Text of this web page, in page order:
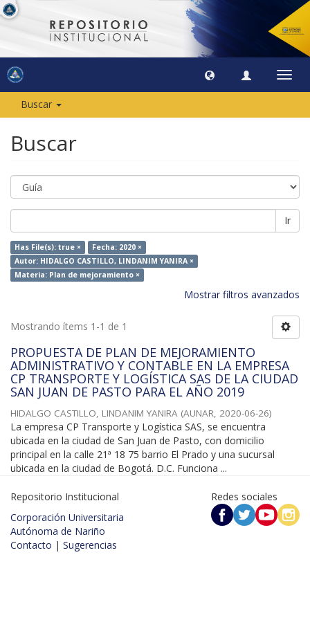
Buscar
Buscar
Ir
Has File(s): true ×
Fecha: 2020 ×
Autor: HIDALGO CASTILLO, LINDANIM YANIRA ×
Materia: Plan de mejoramiento ×
Mostrar filtros avanzados
Mostrando ítems 1-1 de 1
PROPUESTA DE PLAN DE MEJORAMIENTO
ADMINISTRATIVO Y CONTABLE EN LA EMPRESA
CP TRANSPORTE Y LOGÍSTICA SAS DE LA CIUDAD
SAN JUAN DE PASTO PARA EL AÑO 2019
HIDALGO CASTILLO, LINDANIM YANIRA (AUNAR, 2020-06-26)
La empresa CP Transporte y Logística SAS, se encuentra
ubicada en la ciudad de San Juan de Pasto, con domicilio
principal en la calle 21ª 18 75 barrio El Prado y una sucursal
ubicada en la ciudad de Bogotá. D.C. Funciona ...
Repositorio Institucional
Corporación Universitaria
Autónoma de Nariño
Contacto | Sugerencias
Redes sociales